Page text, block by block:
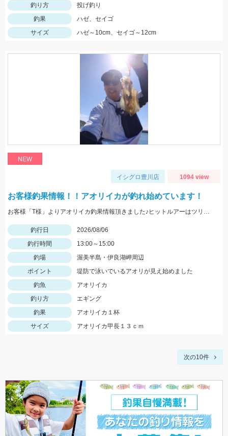
釣り方
投げ釣り
釣果
ハゼ、セイゴ
サイズ
ハゼ～10cm、セイゴ～12cm
NEW
イシグロ豊川店 1094 view
お客様釣果情報！！アオリイカが釣れ始めています！
お客様「T様」よりアオリイカ釣果情報頂きました♪ヒットルアーはツリノTHEエギの２．５サイズ。5杯ほど泳いでいるイカも目撃、バラシもあったそうです。今後は三河湾内にもどんどん入ってきそうですね！
釣行日
2026/08/06
釣行時間
13:00～15:00
釣場
渥美半島・伊良湖岬周辺
ポイント
堤防で泳いでいるアオリが見え始めました
釣魚
アオリイカ
釣り方
エギング
釣果
アオリイカ１杯
サイズ
アオリイカ甲長１３ｃｍ
次の10件